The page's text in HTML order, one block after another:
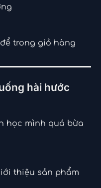
trong giỏ hàng
hài hước
học mình quá bừa
thiệu sản phẩm